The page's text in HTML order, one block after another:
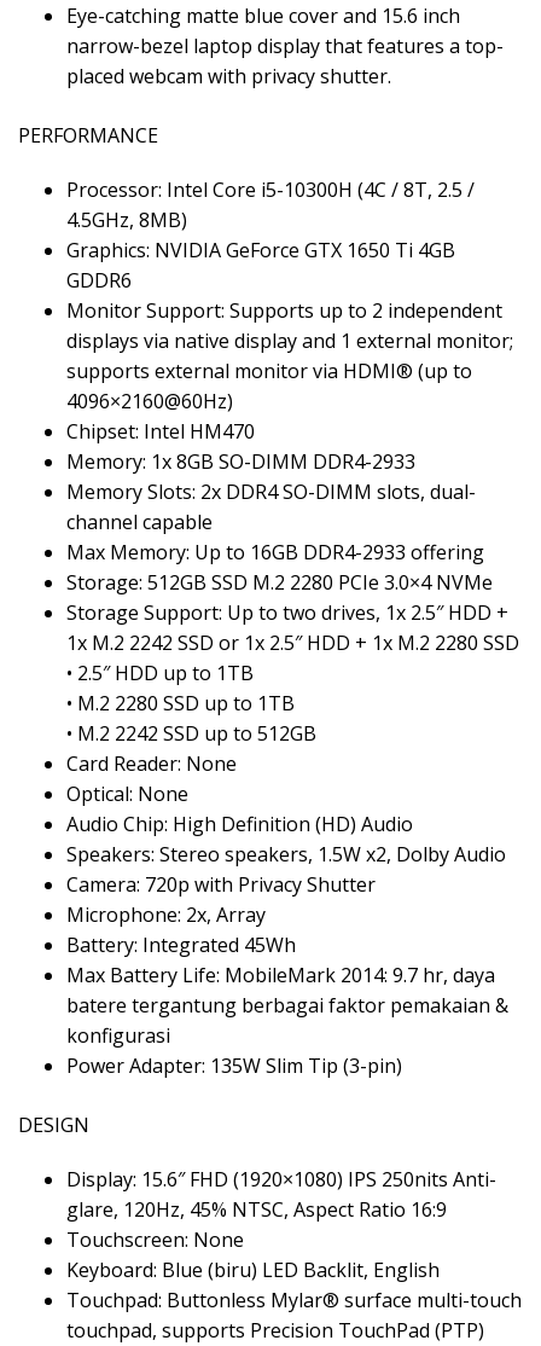
Eye-catching matte blue cover and 15.6 inch
narrow-bezel laptop display that features a top-
placed webcam with privacy shutter.
PERFORMANCE
Processor: Intel Core i5-10300H (4C / 8T, 2.5 /
4.5GHz, 8MB)
Graphics: NVIDIA GeForce GTX 1650 Ti 4GB
GDDR6
Monitor Support: Supports up to 2 independent
displays via native display and 1 external monitor;
supports external monitor via HDMI® (up to
4096×2160@60Hz)
Chipset: Intel HM470
Memory: 1x 8GB SO-DIMM DDR4-2933
Memory Slots: 2x DDR4 SO-DIMM slots, dual-
channel capable
Max Memory: Up to 16GB DDR4-2933 offering
Storage: 512GB SSD M.2 2280 PCIe 3.0×4 NVMe
Storage Support: Up to two drives, 1x 2.5″ HDD +
1x M.2 2242 SSD or 1x 2.5″ HDD + 1x M.2 2280 SSD
• 2.5″ HDD up to 1TB
• M.2 2280 SSD up to 1TB
• M.2 2242 SSD up to 512GB
Card Reader: None
Optical: None
Audio Chip: High Definition (HD) Audio
Speakers: Stereo speakers, 1.5W x2, Dolby Audio
Camera: 720p with Privacy Shutter
Microphone: 2x, Array
Battery: Integrated 45Wh
Max Battery Life: MobileMark 2014: 9.7 hr, daya
batere tergantung berbagai faktor pemakaian &
konfigurasi
Power Adapter: 135W Slim Tip (3-pin)
DESIGN
Display: 15.6″ FHD (1920×1080) IPS 250nits Anti-
glare, 120Hz, 45% NTSC, Aspect Ratio 16:9
Touchscreen: None
Keyboard: Blue (biru) LED Backlit, English
Touchpad: Buttonless Mylar® surface multi-touch
touchpad, supports Precision TouchPad (PTP)